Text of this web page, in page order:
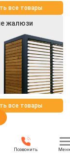
все товары
жалюзи
все товары
Позвонить